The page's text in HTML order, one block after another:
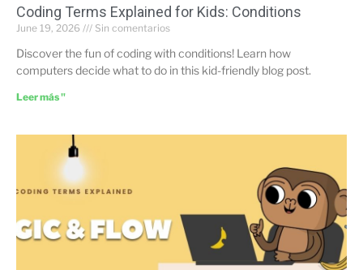
Coding Terms Explained for Kids: Conditions
June 19, 2026 Sin comentarios
Discover the fun of coding with conditions! Learn how
computers decide what to do in this kid-friendly blog post.
Leer más "